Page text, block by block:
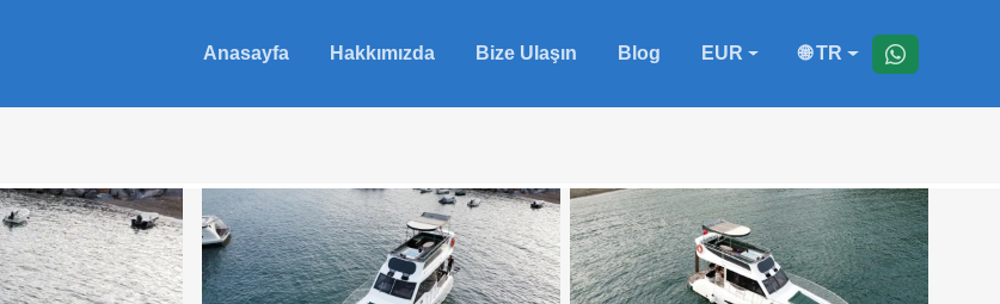
Anasayfa Hakkımızda Bize Ulaşın Blog EUR 🌐 TR